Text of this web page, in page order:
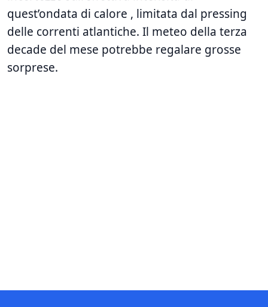
quest’ondata di calore , limitata dal pressing
delle correnti atlantiche. Il meteo della terza
decade del mese potrebbe regalare grosse
sorprese.